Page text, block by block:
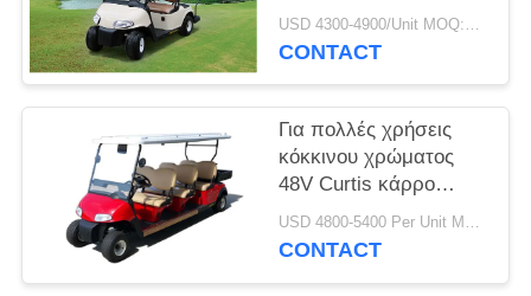
καθισμάτων με τις
βαθιά ανακύκλωσης
USD 4300-4900/Unit MOQ:2 μονάδες
CONTACT
Για πολλές χρήσεις
κόκκινου χρώματος
48V Curtis κάρρο
γκολφ κλαμπ
ελεγκτών ηλεκτρικό με
USD 4800-5400 Per Unit MOQ:2 μονάδες
CONTACT